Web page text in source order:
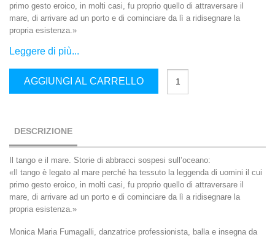
primo gesto eroico, in molti casi, fu proprio quello di attraversare il
mare, di arrivare ad un porto e di cominciare da lì a ridisegnare la
propria esistenza.»
Leggere di più...
AGGIUNGI AL CARRELLO
Il
Tango
DESCRIZIONE
Il tango e il mare. Storie di abbracci sospesi sull’oceano:
«Il tango è legato al mare perché ha tessuto la leggenda di uomini il cui
primo gesto eroico, in molti casi, fu proprio quello di attraversare il
mare, di arrivare ad un porto e di cominciare da lì a ridisegnare la
propria esistenza.»
Monica Maria Fumagalli, danzatrice professionista, balla e insegna da